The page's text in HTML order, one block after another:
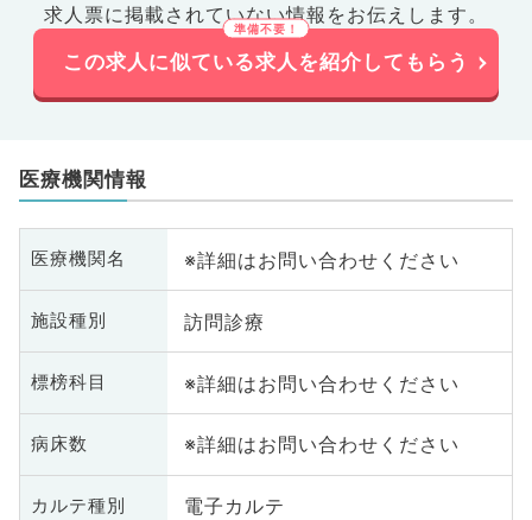
求人票に掲載されていない情報をお伝えします。
この求人に似ている求人を紹介してもらう
医療機関情報
医療機関名 ※詳細はお問い合わせください
施設種別 訪問診療
標榜科目 ※詳細はお問い合わせください
病床数 ※詳細はお問い合わせください
カルテ種別 電子カルテ